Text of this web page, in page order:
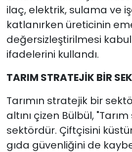
ilaç, elektrik, sulama ve
katlanırken üreticinin
değersizleştirilmesi
ifadelerini kullandı.
TARIM STRATEJİK BİR
Tarımın stratejik bir
altını çizen Bülbül,
sektördür. Çiftçisini
gıda güvenliğini de